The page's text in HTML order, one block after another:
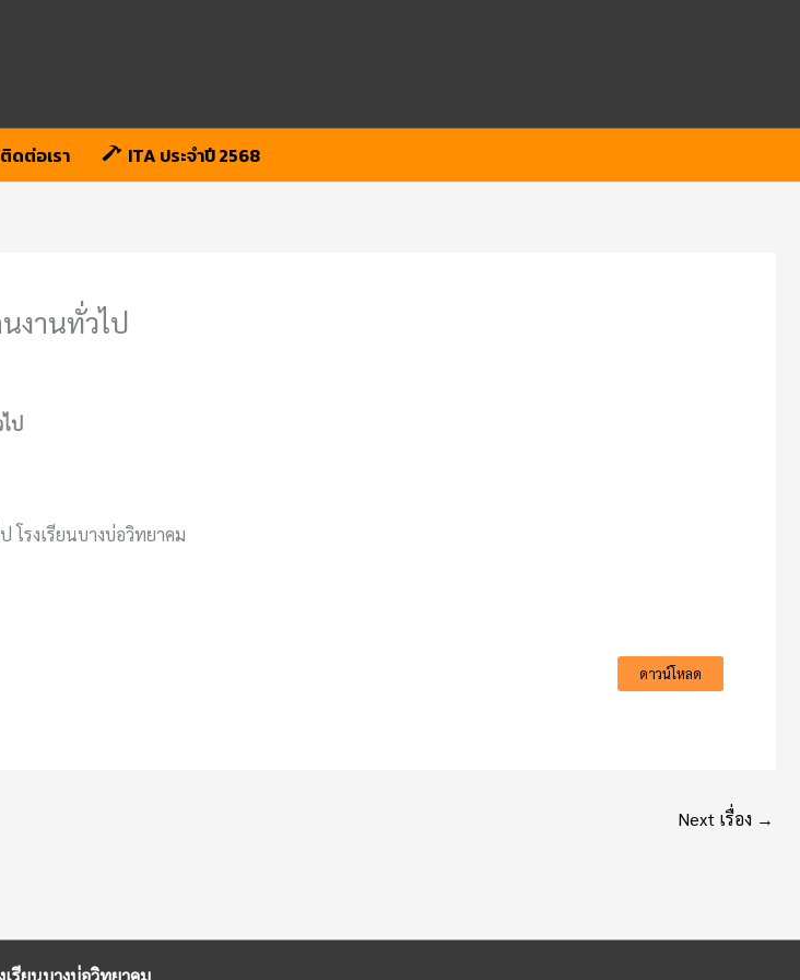
ติดต่อเรา ITA ประจำปี 2568
งานทั่วไป
ไป
โรงเรียนบางบ่อวิทยาคม
ดาวน์โหลด
Next เรื่อง →